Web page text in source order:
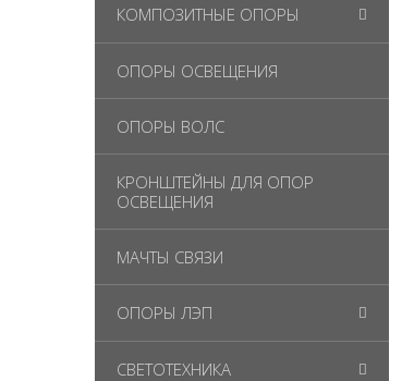
КОМПОЗИТНЫЕ ОПОРЫ
ОПОРЫ ОСВЕЩЕНИЯ
ОПОРЫ ВОЛС
КРОНШТЕЙНЫ ДЛЯ ОПОР
ОСВЕЩЕНИЯ
МАЧТЫ СВЯЗИ
ОПОРЫ ЛЭП
СВЕТОТЕХНИКА